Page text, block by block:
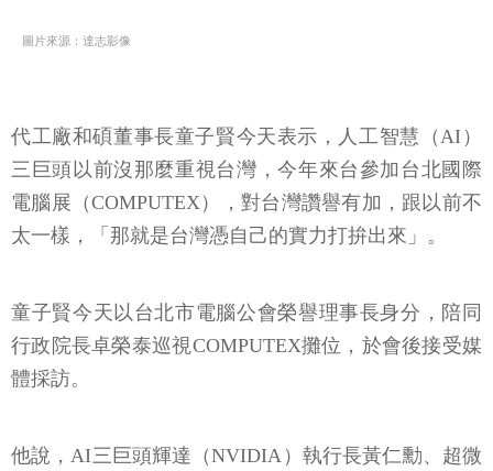
圖片來源：達志影像
代工廠和碩董事長童子賢今天表示，人工智慧（AI）
三巨頭以前沒那麼重視台灣，今年來台參加台北國際
電腦展（COMPUTEX），對台灣讚譽有加，跟以前不
太一樣，「那就是台灣憑自己的實力打拚出來」。
童子賢今天以台北市電腦公會榮譽理事長身分，陪同
行政院長卓榮泰巡視COMPUTEX攤位，於會後接受媒
體採訪。
他說，AI三巨頭輝達（NVIDIA）執行長黃仁勳、超微